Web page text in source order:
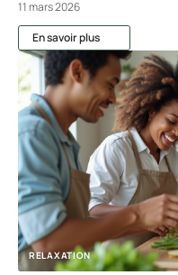
11 mars 2026
En savoir plus
RELAXATION